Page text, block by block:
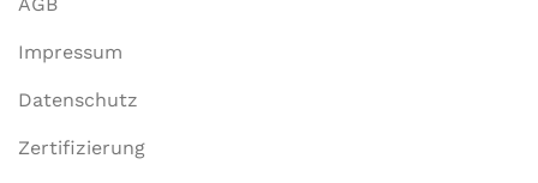
Impressum
Datenschutz
Zertifizierung